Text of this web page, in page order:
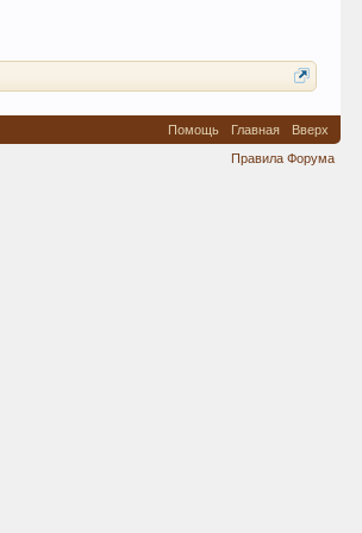
Помощь Главная
Вверх
Правила Форума